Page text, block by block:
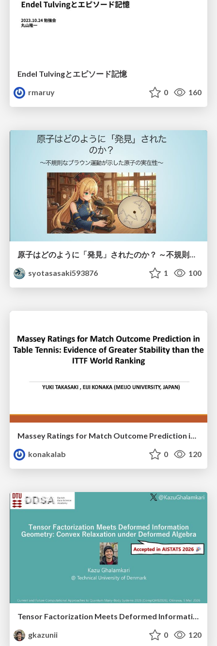
Endel Tulvingとエピソード記憶
rmaruy
0 160
原子はどのように「発見」されたのか？ ～不規則なブラウン運動が示した原子の実在性～
syotasasaki593876
1 100
konakalab
0 120
Tensor Factorization Meets Deformed Information Geometry: Convex Relaxation under Deformed Algebra
gkazunii
0 120